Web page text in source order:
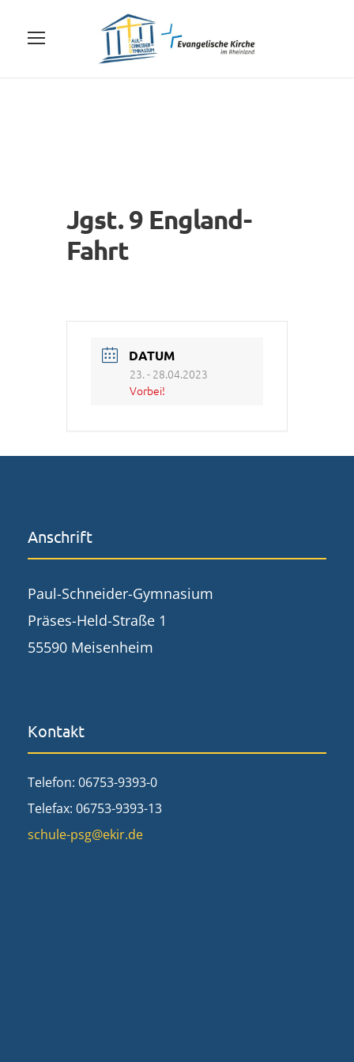
Jgst. 9 England-
Fahrt
DATUM
23. - 28.04.2023
Vorbei!
Anschrift
Paul-Schneider-Gymnasium
Präses-Held-Straße 1
55590 Meisenheim
Kontakt
Telefon: 06753-9393-0
Telefax: 06753-9393-13
schule-psg@ekir.de